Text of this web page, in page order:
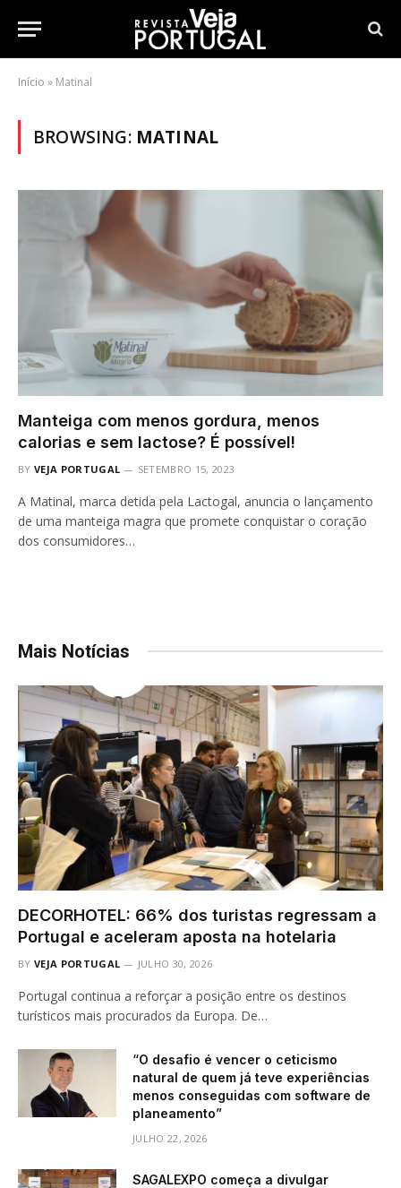
Início » Matinal
BROWSING: MATINAL
Manteiga com menos gordura, menos
calorias e sem lactose? É possível!
BY VEJA PORTUGAL SETEMBRO 15, 2023
A Matinal, marca detida pela Lactogal, anuncia o lançamento
de uma manteiga magra que promete conquistar o coração
dos consumidores…
Mais Notícias
DECORHOTEL: 66% dos turistas regressam a
Portugal e aceleram aposta na hotelaria
BY VEJA PORTUGAL JULHO 30, 2026
Portugal continua a reforçar a posição entre os destinos
turísticos mais procurados da Europa. De…
“O desafio é vencer o ceticismo
natural de quem já teve experiências
menos conseguidas com software de
planeamento”
JULHO 22, 2026
SAGALEXPO começa a divulgar